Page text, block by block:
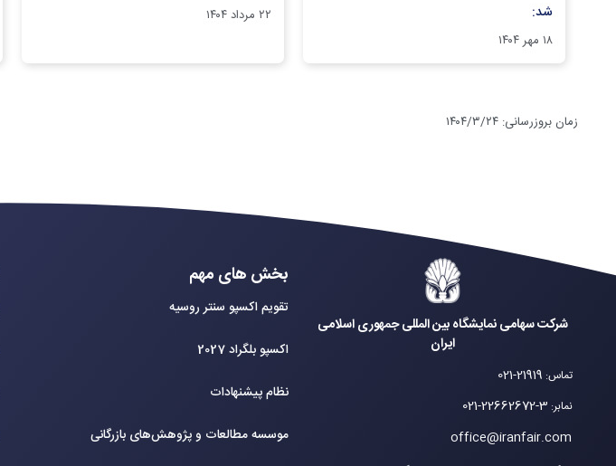
شد:
۱۸ مهر ۱۴۰۴
۲۲ مرداد ۱۴۰۴
زمان بروزرسانی:۱۴۰۴/۳/۲۴
شرکت سهامی نمایشگاه بین المللی جمهوری اسلامی
ایران
تماس:
021-21919
نمابر:
021-22662672-3
office@iranfair.com
بخش های مهم
تقویم اکسپو سنتر روسیه
اکسپو بلگراد 2027
نظام پیشنهادات
موسسه مطالعات و پژوهش‌های بازرگانی